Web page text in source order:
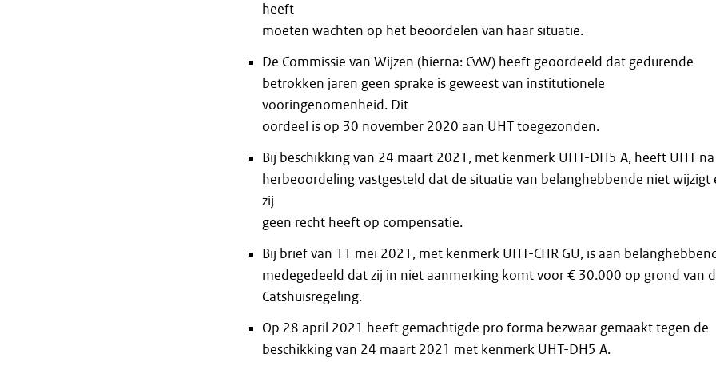
heeft
moeten wachten op het beoordelen van haar situatie.
De Commissie van Wijzen (hierna: CvW) heeft geoordeeld dat gedurende
betrokken jaren geen sprake is geweest van institutionele
vooringenomenheid. Dit
oordeel is op 30 november 2020 aan UHT toegezonden.
Bij beschikking van 24 maart 2021, met kenmerk UHT-DH5 A, heeft UHT na
herbeoordeling vastgesteld dat de situatie van belanghebbende niet wijzigt
zij
geen recht heeft op compensatie.
Bij brief van 11 mei 2021, met kenmerk UHT-CHR GU, is aan
medegedeeld dat zij in niet aanmerking komt voor € 30.000 op grond van
Catshuisregeling.
Op 28 april 2021 heeft gemachtigde pro forma bezwaar gemaakt tegen de
beschikking van 24 maart 2021 met kenmerk UHT-DH5 A.